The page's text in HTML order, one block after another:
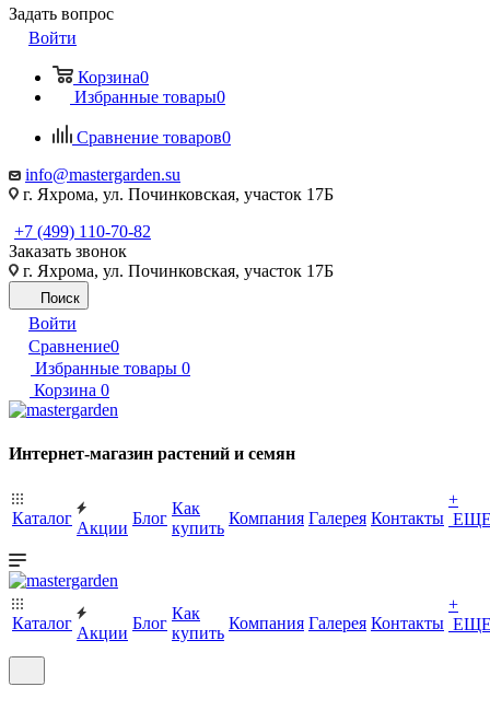
Задать вопрос
Войти
Корзина0
Избранные товары0
Сравнение товаров0
info@mastergarden.su
г. Яхрома, ул. Починковская, участок 17Б
+7 (499) 110-70-82
Заказать звонок
г. Яхрома, ул. Починковская, участок 17Б
Поиск
Войти
Сравнение0
Избранные товары 0
Корзина 0
Интернет-магазин растений и семян
Каталог
Акции
Блог
Как
купить
Компания Галерея Контакты
+
Каталог
Акции
Блог
Как
купить
Компания Галерея Контакты
+